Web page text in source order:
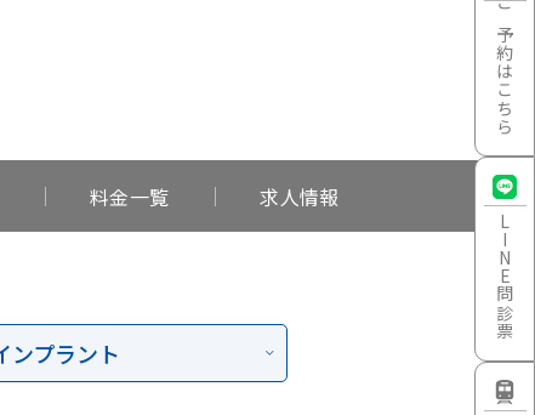
ご予約はこちら
LINE
問診票
料金一覧 求人情報
ンプラント